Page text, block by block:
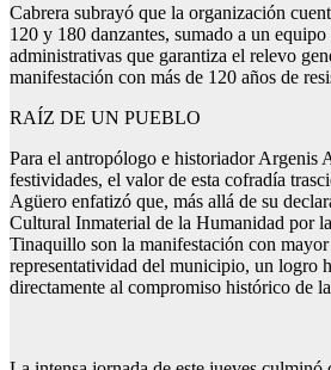
Cabrera subrayó que la organización
120 y 180 danzantes, sumado a un equipo
administrativas que garantiza el relevo
manifestación con más de 120 años de
RAÍZ DE UN PUEBLO
Para el antropólogo e historiador Argenis
festividades, el valor de esta cofradía
Agüero enfatizó que, más allá de su
Cultural Inmaterial de la Humanidad por
Tinaquillo son la manifestación con
representatividad del municipio, un logro
directamente al compromiso histórico de